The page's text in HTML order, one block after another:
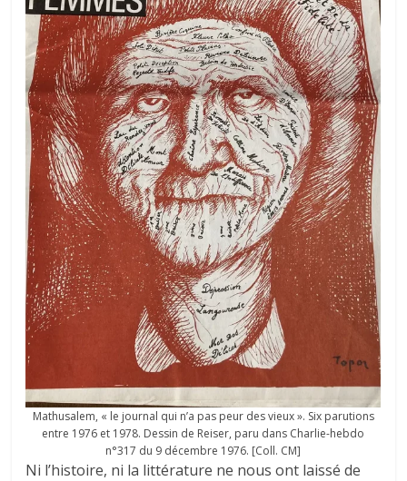
Mathusalem, « le journal qui n’a pas peur des vieux ». Six parutions
entre 1976 et 1978. Dessin de Reiser, paru dans Charlie-hebdo
n°317 du 9 décembre 1976. [Coll. CM]
Ni l’histoire, ni la littérature ne nous ont laissé de